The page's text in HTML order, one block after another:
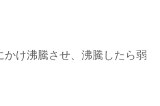
け沸騰させ、沸騰したら弱